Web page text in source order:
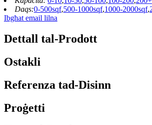
Daqs:0-500sqf,500-1000sqf,1000-2000sqf,
Ibgħat email lilna
Dettall tal-Prodott
Ostakli
Referenza tad-Disinn
Proġetti